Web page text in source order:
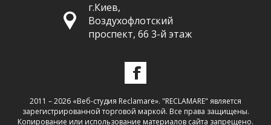
г.Киев,
Воздухофлотский
проспект, 66 3-й этаж
2011 – 2026 «Веб-студия Reclamare». "RECLAMARE" является
зарегистрированной торговой маркой. Все права защищены.
Копирование или использование материалов сайта запрещено.